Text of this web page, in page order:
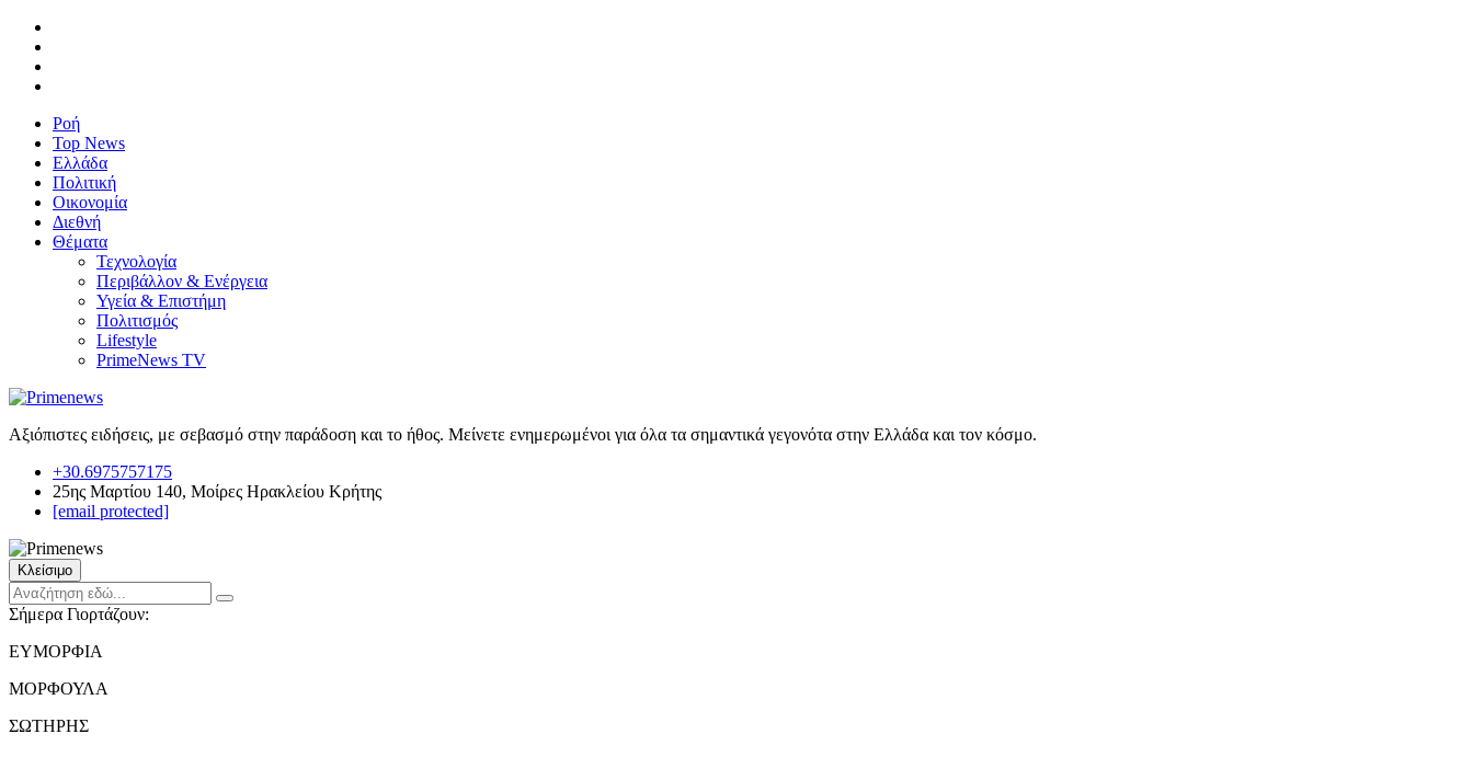
Ροή
Top News
Ελλάδα
Πολιτική
Οικονομία
Διεθνή
Θέματα
Τεχνολογία
Περιβάλλον & Ενέργεια
Υγεία & Επιστήμη
Πολιτισμός
Lifestyle
PrimeNews TV
Αξιόπιστες ειδήσεις, με σεβασμό στην παράδοση και το ήθος. Μείνετε ενημερωμένοι για όλα τα σημαντικά γεγονότα στην Ελλάδα και τον κόσμο.
+30.6975757175
25ης Μαρτίου 140, Μοίρες Ηρακλείου Κρήτης
[email protected]
Κλείσιμο
Σήμερα Γιορτάζουν:
ΕΥΜΟΡΦΙΑ
ΜΟΡΦΟΥΛΑ
ΣΩΤΗΡΗΣ